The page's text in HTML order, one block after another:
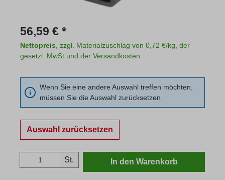
Regulärer Preis:
56,59 € *
Nettopreis , zzgl. Materialzuschlag von 0,72 €/kg, der
gesetzl. MwSt und der Versandkosten
Wenn Sie eine andere Auswahl treffen möchten,
müssen Sie die Auswahl zurücksetzen.
Auswahl zurücksetzen
Produkt Anzahl: Gib den gewünschten
St. In den Warenkorb